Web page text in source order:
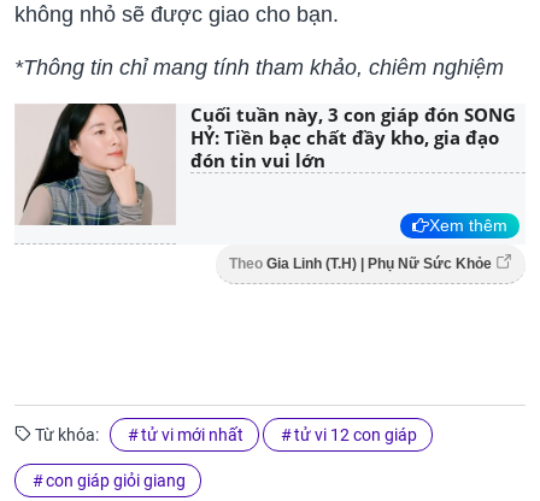
không nhỏ sẽ được giao cho bạn.
*Thông tin chỉ mang tính tham khảo, chiêm nghiệm
Cuối tuần này, 3 con giáp đón SONG
HỶ: Tiền bạc chất đầy kho, gia đạo
đón tin vui lớn
Xem thêm
Theo Gia Linh (T.H) | Phụ Nữ Sức Khỏe
Từ khóa: tử vi mới nhất tử vi 12 con giáp
con giáp giỏi giang